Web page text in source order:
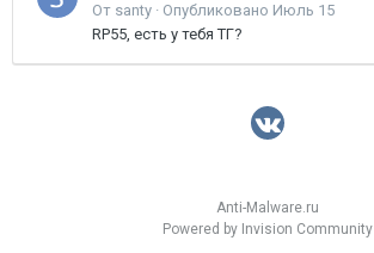
От santy · Опубликовано Июль 15
RP55, есть у тебя ТГ?
Anti-Malware.ru
Powered by Invision Community